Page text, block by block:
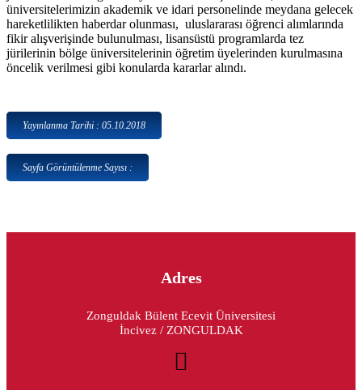
üniversitelerimizin akademik ve idari personelinde meydana gelecek
hareketlilikten haberdar olunması, uluslararası öğrenci alımlarında
fikir alışverişinde bulunulması, lisansüstü programlarda tez
jürilerinin bölge üniversitelerinin öğretim üyelerinden kurulmasına
öncelik verilmesi gibi konularda kararlar alındı.
Yayınlanma Tarihi : 05.10.2018
Sayfa Görüntülenme Sayısı :
Adres
Zonguldak Bülent Ecevit Üniversitesi
İncivez / ZONGULDAK